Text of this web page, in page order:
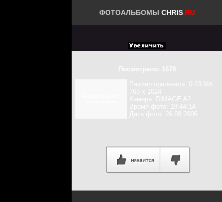
ФОТОАЛЬБОМЫ CHRIS.RU
Посмотрело: 1678
Размер оригинала: 0.23 Мб.
768 x 1024
Камера: DiMAGE A2
Время фото: 19:44:14
Дата фото: 26.08.2006